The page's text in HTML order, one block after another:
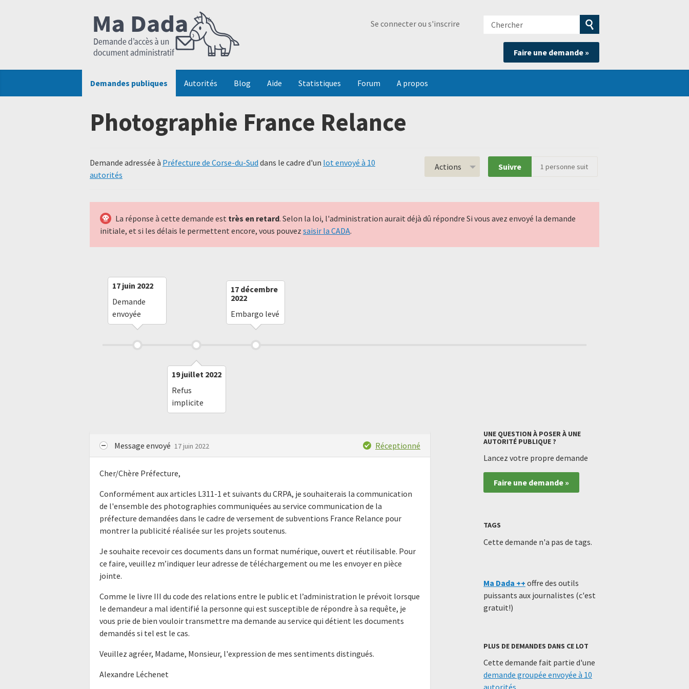
Se connecter ou s'inscrire
Chercher
Soumettre
la
recherche
Faire une demande »
Demandes publiques Autorités Blog Aide Statistiques Forum A propos
Photographie France Relance
Demande adressée à Préfecture de Corse-du-Sud dans le cadre d'un lot envoyé à 10
autorités
Actions Suivre 1 personne suit
La réponse à cette demande est très en retard. Selon la loi, l'administration aurait déjà dû répondre Si vous avez envoyé la demande
initiale, et si les délais le permettent encore, vous pouvez saisir la CADA.
17 juin 2022
Demande
envoyée
19 juillet 2022
Refus
implicite
17 décembre
2022
Embargo levé
Message envoyé 17 juin 2022 Réceptionné
Cher/Chère Préfecture,
Conformément aux articles L311-1 et suivants du CRPA, je souhaiterais la communication
de l'ensemble des photographies communiquées au service communication de la
préfecture demandées dans le cadre de versement de subventions France Relance pour
montrer la publicité réalisée sur les projets soutenus.
Je souhaite recevoir ces documents dans un format numérique, ouvert et réutilisable. Pour
ce faire, veuillez m’indiquer leur adresse de téléchargement ou me les envoyer en pièce
jointe.
Comme le livre III du code des relations entre le public et l’administration le prévoit lorsque
le demandeur a mal identifié la personne qui est susceptible de répondre à sa requête, je
vous prie de bien vouloir transmettre ma demande au service qui détient les documents
demandés si tel est le cas.
Veuillez agréer, Madame, Monsieur, l'expression de mes sentiments distingués.
Alexandre Léchenet
UNE QUESTION À POSER À UNE
AUTORITÉ PUBLIQUE ?
Lancez votre propre demande
Faire une demande »
TAGS
Cette demande n'a pas de tags.
Ma Dada ++ offre des outils
puissants aux journalistes (c'est
gratuit!)
PLUS DE DEMANDES DANS CE LOT
Cette demande fait partie d'une
demande groupée envoyée à 10
autorités